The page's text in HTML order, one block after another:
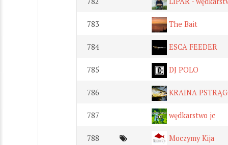
783 The Bait
784 ESCA FEEDER
785 DJ POLO
786 KRAINA
787 wędkarstwo jc
788 Moczymy Kija